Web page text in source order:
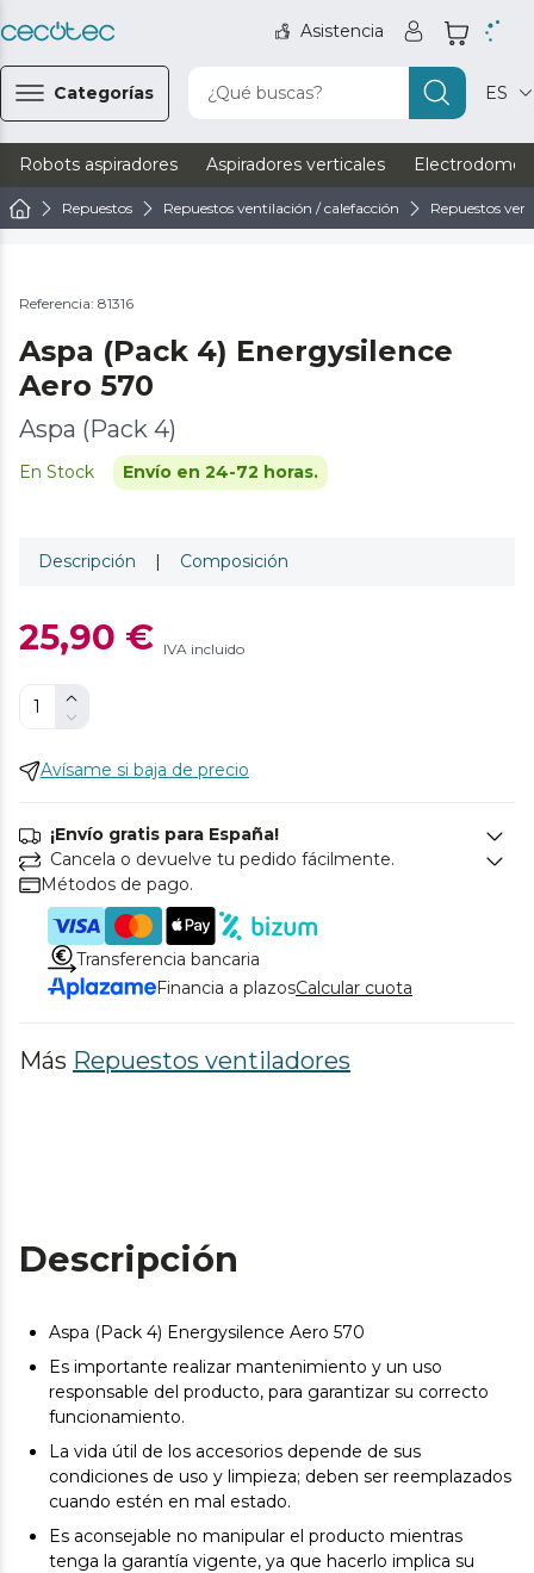
Asistencia
Categorías ¿Qué buscas? ES
Robots aspiradores Aspiradores verticales
Repuestos Repuestos ventilación / calefacción Repuestos
Referencia: 81316
Aspa (Pack 4) Energysilence
Aero 570
Aspa (Pack 4)
En Stock Envío en 24-72 horas.
Descripción | Composición
25,90 € IVA incluido
Avísame si baja de precio
¡Envío gratis para España!
Cancela o devuelve tu pedido fácilmente.
Métodos de pago.
Transferencia bancaria
Financia a plazosCalcular cuota
Más Repuestos ventiladores
Descripción
Aspa (Pack 4) Energysilence Aero 570
Es importante realizar mantenimiento y un uso
responsable del producto, para garantizar su correcto
funcionamiento.
La vida útil de los accesorios depende de sus
condiciones de uso y limpieza; deben ser reemplazados
cuando estén en mal estado.
Es aconsejable no manipular el producto mientras
tenga la garantía vigente, ya que hacerlo implica su